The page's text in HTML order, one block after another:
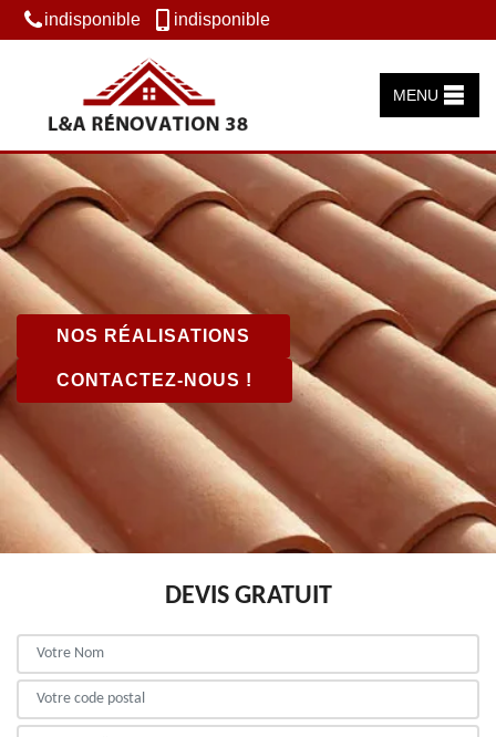
indisponible indisponible
MENU
NOS RÉALISATIONS
CONTACTEZ-NOUS !
DEVIS GRATUIT